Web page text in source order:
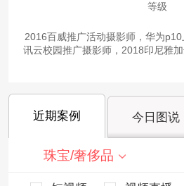
等级
2016百威推广活动摄影师，华为
讯云校园推广摄影师，2018印尼雅
近期案例 今日图说
珠宝/奢侈品